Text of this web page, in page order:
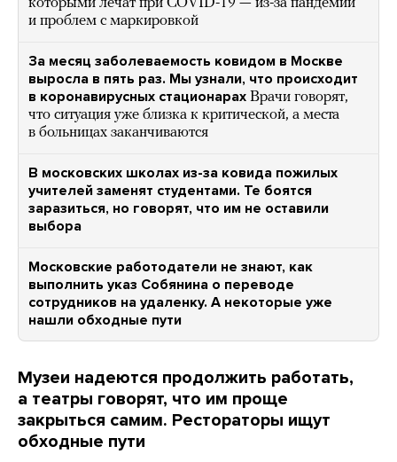
которыми лечат при COVID-19 — из-за пандемии
и проблем с маркировкой
За месяц заболеваемость ковидом в Москве
выросла в пять раз. Мы узнали, что происходит
в коронавирусных стационарах Врачи говорят,
что ситуация уже близка к критической, а места
в больницах заканчиваются
В московских школах из-за ковида пожилых
учителей заменят студентами. Те боятся
заразиться, но говорят, что им не оставили
выбора
Московские работодатели не знают, как
выполнить указ Собянина о переводе
сотрудников на удаленку. А некоторые уже
нашли обходные пути
Музеи надеются продолжить работать,
а театры говорят, что им проще
закрыться самим. Рестораторы ищут
обходные пути